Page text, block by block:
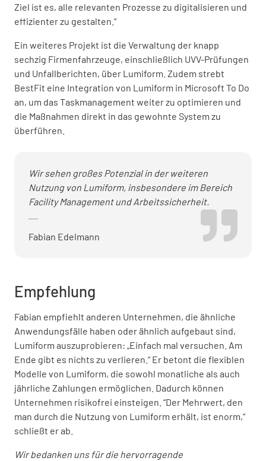
Ziel ist es, alle relevanten Prozesse zu digitalisieren und
effizienter zu gestalten.“
Ein weiteres Projekt ist die Verwaltung der knapp
sechzig Firmenfahrzeuge, einschließlich UVV-Prüfungen
und Unfallberichten, über Lumiform. Zudem strebt
BestFit eine Integration von Lumiform in Microsoft To Do
an, um das Taskmanagement weiter zu optimieren und
die Maßnahmen direkt in das gewohnte System zu
überführen.
Wir sehen großes Potenzial in der weiteren
Nutzung von Lumiform, insbesondere im Bereich
Facility Management und Arbeitssicherheit.
Fabian Edelmann
Empfehlung
Fabian empfiehlt anderen Unternehmen, die ähnliche
Anwendungsfälle haben oder ähnlich aufgebaut sind,
Lumiform auszuprobieren: „Einfach mal versuchen. Am
Ende gibt es nichts zu verlieren.“ Er betont die flexiblen
Modelle von Lumiform, die sowohl monatliche als auch
jährliche Zahlungen ermöglichen. Dadurch können
Unternehmen risikofrei einsteigen. “Der Mehrwert, den
man durch die Nutzung von Lumiform erhält, ist enorm,“
schließt er ab.
Wir bedanken uns für die hervorragende